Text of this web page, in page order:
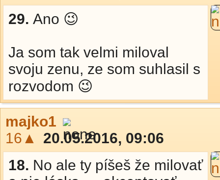
29. Ano 😉
Ja som tak velmi miloval
svoju zenu, ze som suhlasil s
rozvodom 😉
majko1
16▲
20.05.2016, 09:06
18. No ale ty píšeš že milovať